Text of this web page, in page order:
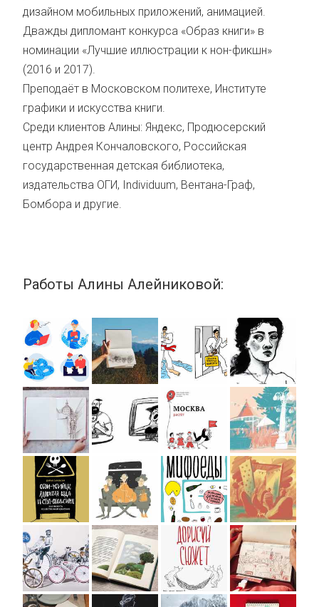
дизайном мобильных приложений, анимацией.
Дважды дипломант конкурса «Образ книги» в
номинации «Лучшие иллюстрации к нон-фикшн»
(2016 и 2017).
Преподаёт в Московском политехе, Институте
графики и искусства книги.
Среди клиентов Алины: Яндекс, Продюсерский
центр Андрея Кончаловского, Российская
государственная детская библиотека,
издательства ОГИ, Individuum, Вентана-Граф,
Бомбора и другие.
Работы Алины Алейниковой: